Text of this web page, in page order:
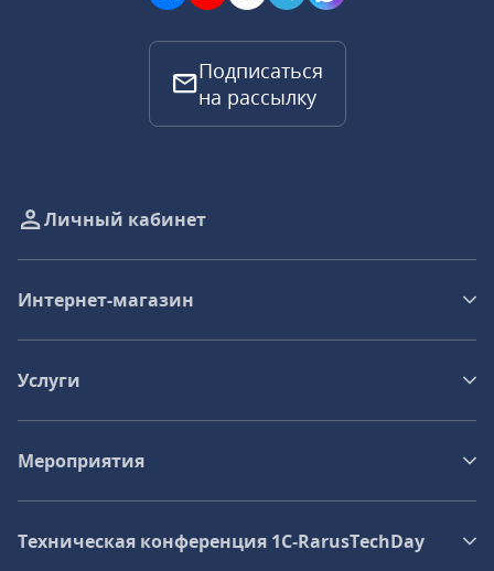
Подписаться
на рассылку
Личный кабинет
Интернет-магазин
Услуги
Мероприятия
Техническая конференция 1C‑RarusTechDay